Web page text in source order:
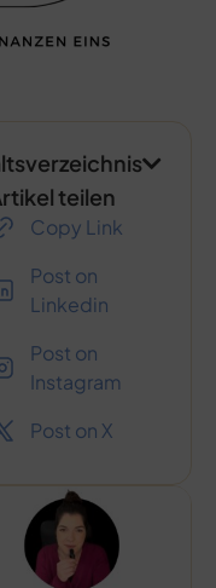
teilen
Copy Link
Post on
Linkedin
Post on
Instagram
Post on X